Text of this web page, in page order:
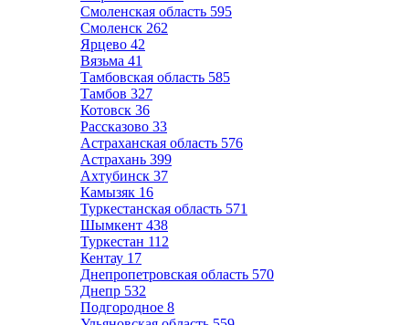
Смоленская область 595
Смоленск 262
Ярцево 42
Вязьма 41
Тамбовская область 585
Тамбов 327
Котовск 36
Рассказово 33
Астраханская область 576
Астрахань 399
Ахтубинск 37
Камызяк 16
Туркестанская область 571
Шымкент 438
Туркестан 112
Кентау 17
Днепропетровская область 570
Днепр 532
Подгородное 8